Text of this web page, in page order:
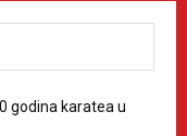
godina karatea u